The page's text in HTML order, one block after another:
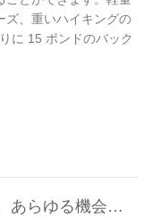
ズ、重いハイキングの
に 15 ポンドのバック
間、さらに、短い期
ますが、快適さと安
します。 まず、伝統
おしゃれなショッピング バッグ、あらゆる機会の素晴らしい